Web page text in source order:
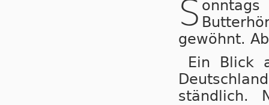
S
gewöhnt.
Ein Blick
ständ­lich.